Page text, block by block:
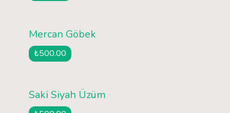
Mercan Göbek
₺500.00
Saki Siyah Üzüm